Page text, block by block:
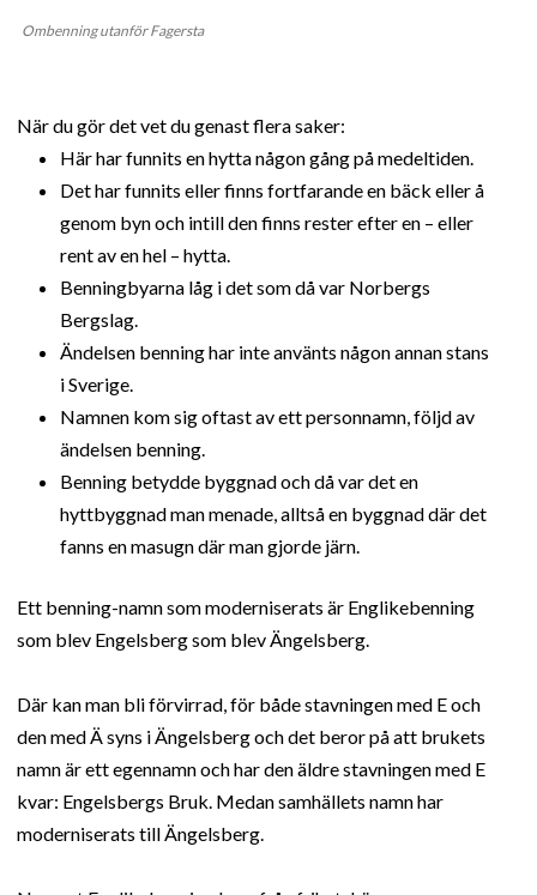
Ombenning utanför Fagersta
När du gör det vet du genast flera saker:
Här har funnits en hytta någon gång på medeltiden.
Det har funnits eller finns fortfarande en bäck eller å
genom byn och intill den finns rester efter en – eller
rent av en hel – hytta.
Benningbyarna låg i det som då var Norbergs
Bergslag.
Ändelsen benning har inte använts någon annan stans
i Sverige.
Namnen kom sig oftast av ett personnamn, följd av
ändelsen benning.
Benning betydde byggnad och då var det en
hyttbyggnad man menade, alltså en byggnad där det
fanns en masugn där man gjorde järn.
Ett benning-namn som moderniserats är Englikebenning
som blev Engelsberg som blev Ängelsberg.
Där kan man bli förvirrad, för både stavningen med E och
den med Ä syns i Ängelsberg och det beror på att brukets
namn är ett egennamn och har den äldre stavningen med E
kvar: Engelsbergs Bruk. Medan samhällets namn har
moderniserats till Ängelsberg.